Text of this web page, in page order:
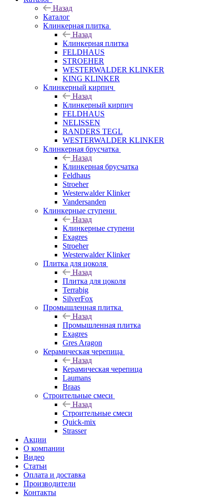
Назад
Каталог
Клинкерная плитка
Назад
Клинкерная плитка
FELDHAUS
STROEHER
WESTERWALDER KLINKER
KING KLINKER
Клинкерный кирпич
Назад
Клинкерный кирпич
FELDHAUS
NELISSEN
RANDERS TEGL
WESTERWALDER KLINKER
Клинкерная брусчатка
Назад
Клинкерная брусчатка
Feldhaus
Stroeher
Westerwalder Klinker
Vandersanden
Клинкерные ступени
Назад
Клинкерные ступени
Exagres
Stroeher
Westerwalder Klinker
Плитка для цоколя
Назад
Плитка для цоколя
Terrabig
SilverFox
Промышленная плитка
Назад
Промышленная плитка
Exagres
Gres Aragon
Керамическая черепица
Назад
Керамическая черепица
Laumans
Braas
Строительные смеси
Назад
Строительные смеси
Quick-mix
Strasser
Акции
О компании
Видео
Статьи
Оплата и доставка
Производители
Контакты